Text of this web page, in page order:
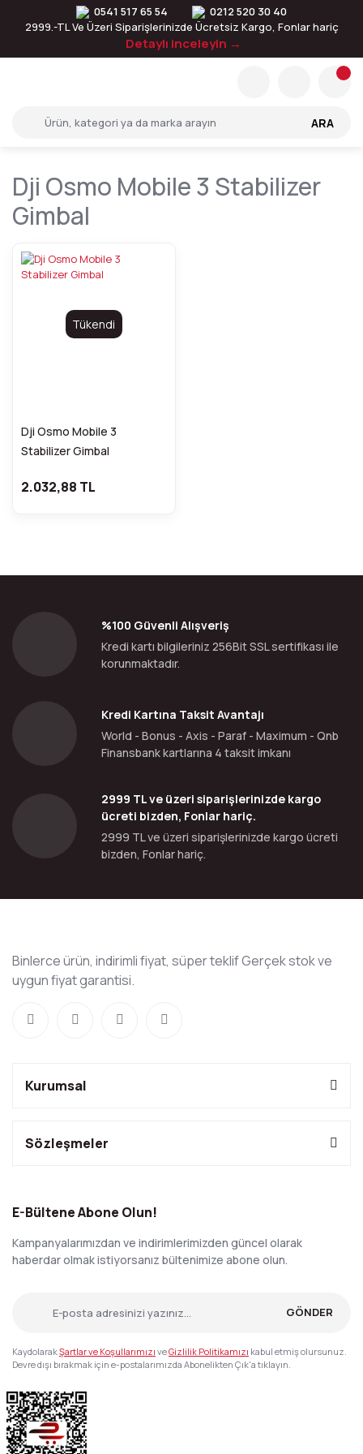
0541 517 65 54
0212 520 30 40
2999.-TL Ve Üzeri Siparişlerinizde Ücretsiz Kargo, Fonlar hariç
Detaylı inceleyin →
ARA
Dji Osmo Mobile 3 Stabilizer
Gimbal
Tükendi
Dji Osmo Mobile 3
Stabilizer Gimbal
2.032,88 TL
%100 Güvenli Alışveriş
Kredi kartı bilgileriniz 256Bit SSL sertifikası ile
korunmaktadır.
Kredi Kartına Taksit Avantajı
World - Bonus - Axis - Paraf - Maximum - Qnb
Finansbank kartlarına 4 taksit imkanı
2999 TL ve üzeri siparişlerinizde kargo
ücreti bizden, Fonlar hariç.
2999 TL ve üzeri siparişlerinizde kargo ücreti
bizden, Fonlar hariç.
Binlerce ürün, indirimli fiyat, süper teklif Gerçek stok ve
uygun fiyat garantisi.
Kurumsal
Sözleşmeler
E-Bültene Abone Olun!
Kampanyalarımızdan ve indirimlerimizden güncel olarak
haberdar olmak istiyorsanız bültenimize abone olun.
GÖNDER
KaydolarakŞartlar ve Koşullarımızı veGizlilik Politikamızı kabul etmiş olursunuz.
Devre dışı bırakmak için e-postalarımızda Abonelikten Çık'a tıklayın.